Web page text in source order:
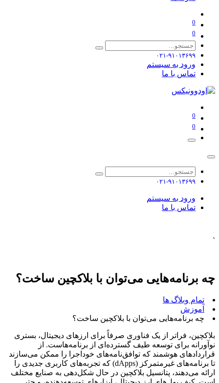
0
0
۰۲۱-۹۱۰۱۳۶۹۹
ورود به سیستم
تماس با ما
0
0
۰۲۱-۹۱۰۱۳۶۹۹
ورود به سیستم
تماس با ما
`
چه برنامه‌هایی می‌توان با بلاکچین ساخت؟
تمام وبلاگ ها
آموزش
چه برنامه‌هایی می‌توان با بلاکچین ساخت؟
بلاکچین، فراتر از یک فناوری صرفاً برای ارزهای دیجیتال، بستری
نوآورانه برای توسعه طیف گسترده‌ای از برنامه‌هاست. از
قراردادهای هوشمند که توافق‌نامه‌های خوداجرا را ممکن می‌سازند
تا برنامه‌های غیرمتمرکز (dApps) که تجربه‌های کاربری جدیدی را
ارائه می‌دهند، پتانسیل بلاکچین در حال شکل‌دهی به صنایع مختلف